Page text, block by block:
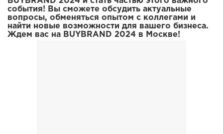
события! Вы сможете обсудить актуальные
вопросы, обменяться опытом с коллегами и
найти новые возможности для вашего бизнеса.
Ждем вас на BUYBRAND 2024 в Москве!